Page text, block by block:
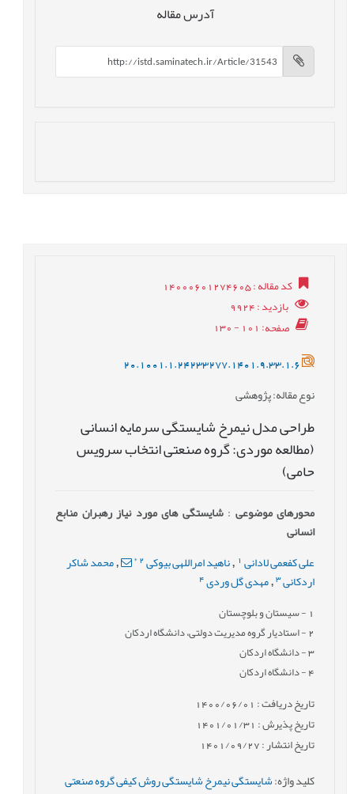
آدرس مقاله
کد مقاله: 14000601274605
بازدید: 9924
صفحه: 101 - 130
20.1001.1.24233277.1401.9.33.1.6
نوع مقاله: پژوهشی
طراحی مدل نیمرخ شایستگی سرمایه انسانی
(مطالعه موردی: گروه صنعتی انتخاب سرویس
حامی)
محورهای موضوعی: شایستگی های مورد نیاز رهبران منابع
انسانی
علی کفعمی لادانی , ناهید امراللهی بیوکی 2
*
,محمد شاکر
اردکانی 3
,مهدی گل وردی 4
- سیستان و بلوچستان
2- استادیار گروه مدیریت دولتی، دانشگاه اردکان
3- دانشگاه اردکان
4- دانشگاه اردکان
تاریخ دریافت : 1400/06/01
تاریخ پذیرش : 1401/01/31
تاریخ انتشار : 1401/09/27
کلید واژه:شایستگی نیمرخ شایستگی روش کیفی گروه صنعتی